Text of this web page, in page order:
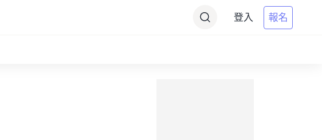
登入 報名